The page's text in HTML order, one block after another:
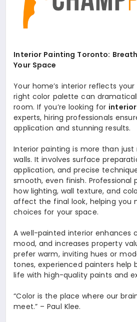
Interior Painting Toronto:
Your Space
Your home’s interior reflects
right color palette can
room. If you’re looking for
experts, hiring professionals
application and stunning results.
Interior painting is more than just
walls. It involves surface
application, and precise
smooth, even finish. Professional
how lighting, wall texture, and
affect the final look, helping you
choices for your space.
A well-painted interior enhances
mood, and increases property
prefer warm, inviting hues or
tones, experienced painters help
life with high-quality paints and
“Color is the place where our
meet.” – Paul Klee.